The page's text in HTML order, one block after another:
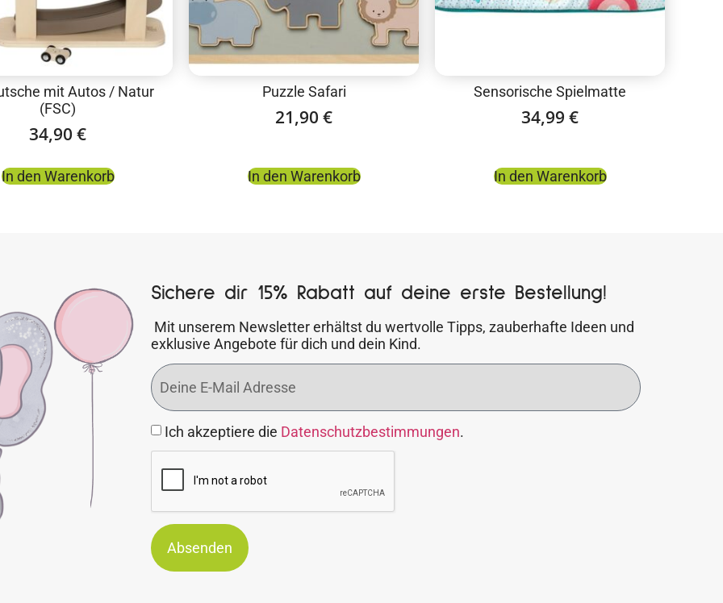
mit Autos / Natur
(FSC)
34,90 €
In den Warenkorb
Puzzle Safari
21,90 €
In den Warenkorb
Sensorische Spielmatte
34,99 €
In den Warenkorb
Sichere dir 15% Rabatt auf deine erste Bestellung!
Mit unserem Newsletter erhältst du wertvolle Tipps, zauberhafte Ideen und
exklusive Angebote für dich und dein Kind.
Ich akzeptiere die Datenschutzbestimmungen.
Absenden